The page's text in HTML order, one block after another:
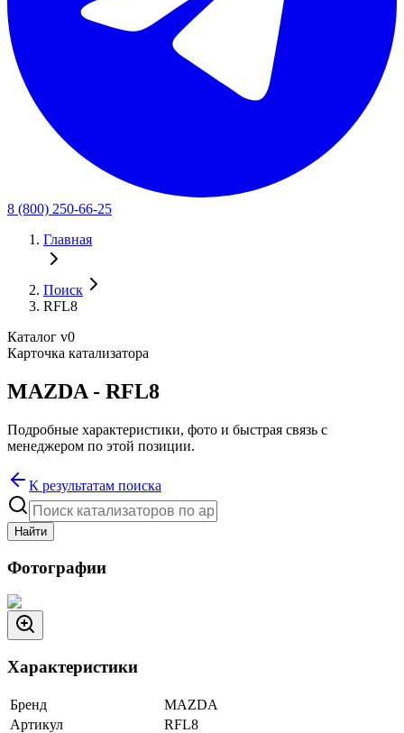
8 (800) 250-66-25
Главная
Поиск
RFL8
Каталог v0
Карточка катализатора
MAZDA - RFL8
Подробные характеристики, фото и быстрая связь с
менеджером по этой позиции.
К результатам поиска
Найти
Фотографии
Характеристики
Бренд
MAZDA
Артикул
RFL8